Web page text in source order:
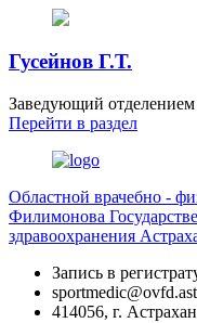
Гусейнов Г.Т.
Заведующий
Перейти в раздел
Областной врачебно -
Филимонова
здравоохранения
Запись в
414056, г.